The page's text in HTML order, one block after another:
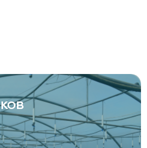
Ростов-на-Дону,
ул, дом № 37